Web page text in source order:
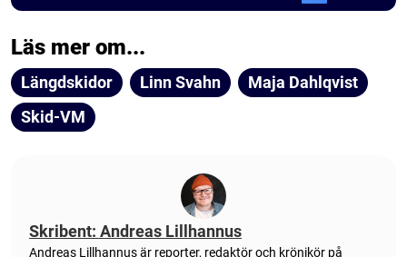
Läs mer om...
Längdskidor Linn Svahn
Maja Dahlqvist
Skid-VM
Skribent: Andreas Lillhannus
Andreas Lillhannus är reporter, redaktör och krönikör på